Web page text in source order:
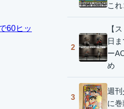
60ヒッ
これ
2
【
日ま
ー
め
3
週
に